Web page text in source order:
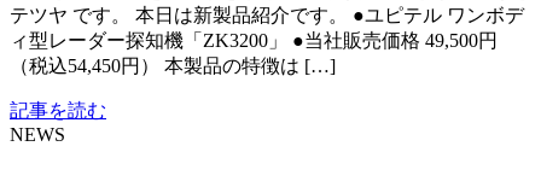
テツヤ です。 本日は新製品紹介です。 ●ユピテル ワンボデ
ィ型レーダー探知機「ZK3200」 ●当社販売価格 49,500円
（税込54,450円） 本製品の特徴は […]
記事を読む
NEWS